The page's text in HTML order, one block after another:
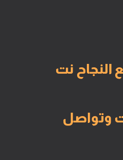
النجاح نت
وتواصل